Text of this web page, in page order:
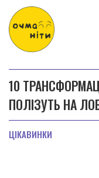
10
ПОЛІЗУТЬ НА
ЦІКАВИНКИ